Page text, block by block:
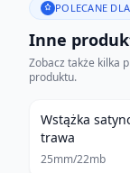
POLECANE
Inne
Zobacz także kilka
produktu.
Wstążka
trawa
25mm/22mb